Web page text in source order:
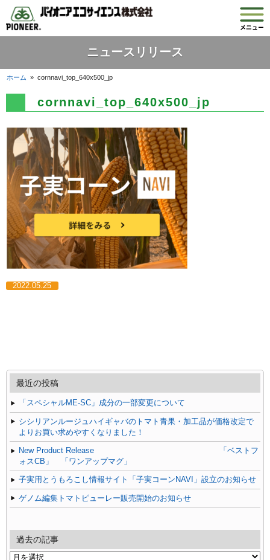
ニュースリリース
ホーム »cornnavi_top_640x500_jp
cornnavi_top_640x500_jp
2022.05.25
最近の投稿
「スペシャルME-SC」成分の一部変更について
シシリアンルージュハイギャバのトマト青果・加工品が価格改定で
よりお買い求めやすくなりました！
New Product Release 「ベストフ
ォスCB」 「ワンアップマグ」
子実用とうもろこし情報サイト「子実コーンNAVI」設立のお知らせ
ゲノム編集トマトピューレー販売開始のお知らせ
過去の記事
過